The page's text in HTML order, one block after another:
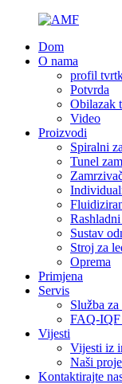
Dom
O nama
profil
Potvrda
Obilazak
Video
Proizvodi
Spiralni
Tunel
Sustav
Stroj za
Oprema
Primjena
Servis
Služba
FAQ-IQF
Vijesti
Vijesti iz
Naši
Kontaktirajte